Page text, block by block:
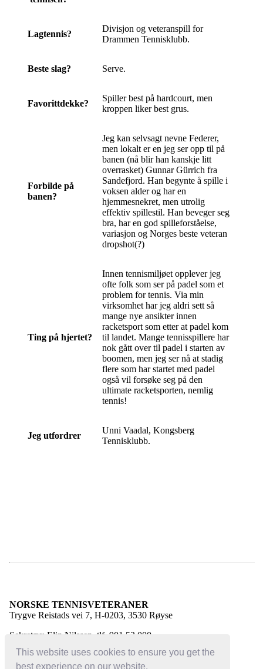
This website uses cookies to ensure you get the
best experience on our website.
Lagtennis?
Divisjon og veteranspill for
Drammen Tennisklubb.
Beste slag? Serve.
Favorittdekke?
Spiller best på hardcourt, men
kroppen liker best grus.
Forbilde på
banen?
Jeg kan selvsagt nevne Federer,
men lokalt er en jeg ser opp til på
banen (nå blir han kanskje litt
overrasket) Gunnar Gürrich fra
Sandefjord. Han begynte å spille i
voksen alder og har en
hjemmesnekret, men utrolig
effektiv spillestil. Han beveger seg
bra, har en god spilleforståelse,
variasjon og Norges beste veteran
dropshot(?)
Ting på hjertet?
Innen tennismiljøet opplever jeg
ofte folk som ser på padel som et
problem for tennis. Via min
virksomhet har jeg aldri sett så
mange nye ansikter innen
racketsport som etter at padel kom
til landet. Mange tennisspillere har
nok gått over til padel i starten av
boomen, men jeg ser nå at stadig
flere som har startet med padel
også vil forsøke seg på den
ultimate racketsporten, nemlig
tennis!
Jeg utfordrer
Unni Vaadal, Kongsberg
Tennisklubb.
NORSKE TENNISVETERANER
Trygve Reistads vei 7, H-0203, 3530 Røyse
Sekretær: Elin Nilssen, tlf. 901 53 000